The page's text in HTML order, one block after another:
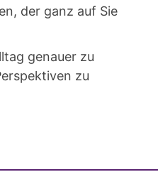
der ganz auf Sie
genauer zu
zu